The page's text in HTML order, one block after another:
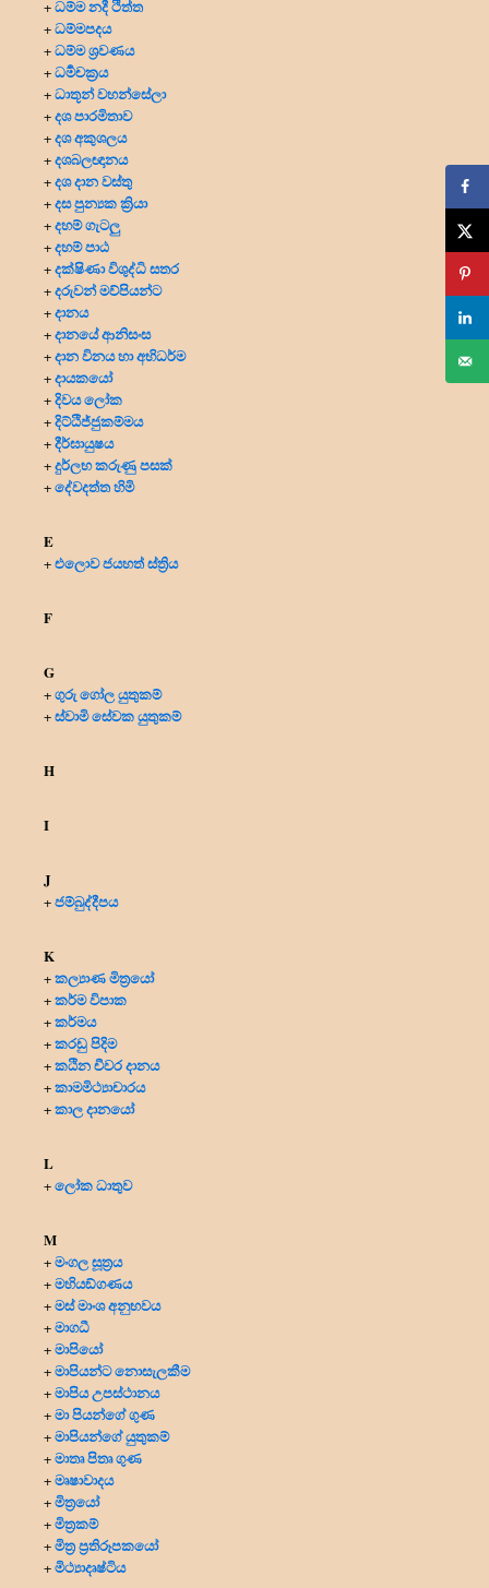
+ධම්ම නදී ථිත්ත
+ධම්මපදය
+ධම්ම ශ්‍රවණය
+ධර්‍මචක්‍රය
+ධාතූන් වහන්සේලා
+දශ පාරමිතාව
+දශ අකුශලය
+දශබලඥානය
+දශ දාන වස්තු
+දස පුන්‍යක ක්‍රියා
+දහම් ගැටලු
+දහම් පාඨ
+දක්ෂිණා විශුද්ධි සතර
+දරුවන් මව්පියන්ට
+දානය
+දානයේ ආනිසංස
+දාන විනය හා අභිධර්ම
+දායකයෝ
+දිවය ලෝක
+දිට්ඨිජ්ජුකම්මය
+දීර්ඝායුෂය
+දුර්ලභ කරුණු පසක්
+දේවදත්ත හිමි
E
+එලොව ජයහත් ස්ත්‍රිය
F
G
+ගුරු ගෝල යුතුකම්
+ස්වාමි සේවක යුතුකම්
H
I
J
+ජම්බුද්දීපය
K
+කල්‍යාණ මිත්‍රයෝ
+කර්ම විපාක
+කර්මය
+කරඩු පිදිම
+කඨින චීවර දානය
+කාමමිථ්‍යාචාරය
+කාල දානයෝ
L
+ලෝක ධාතුව
M
+මංගල සූත්‍රය
+මහියඞ්ගණය
+මස් මාංශ අනුභවය
+මාගධී
+මාපියෝ
+මාපියන්ට නොසැලකීම
+මාපිය උපස්ථානය
+මා පියන්ගේ ගුණ
+මාපියන්ගේ යුතුකම්
+මාතෘ පිතෘ ගුණ
+මෘෂාවාදය
+මිත්‍රයෝ
+මිත්‍ර‍කම්
+මිත්‍ර‍ ප්‍ර‍තිරූපකයෝ
+මිථ්‍යාදෘෂ්ටිය